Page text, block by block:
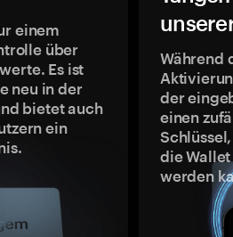
einem
über
Es ist
neu in der
bietet auch
ein
Während
der
einen
die
werden